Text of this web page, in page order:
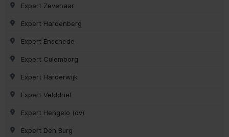
Expert Zevenaar
Expert Hardenberg
Expert Enschede
Expert Culemborg
Expert Harderwijk
Expert Velddriel
Expert Hengelo (ov)
Expert Den Burg